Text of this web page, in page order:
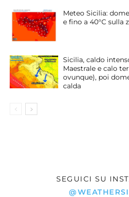
Meteo Sicilia:
e fino a 40°C sulla
Sicilia, caldo
Maestrale e calo
ovunque), poi
calda
SEGUICI SU